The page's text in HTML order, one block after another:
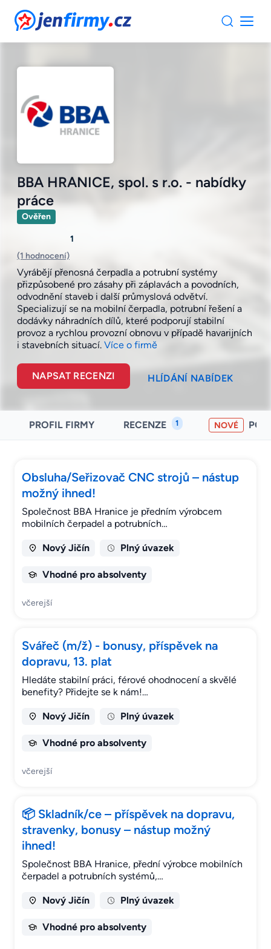
JenFirmy.cz
BBA HRANICE, spol. s r.o. - nabídky
práce
Ověřen
1
(1 hodnocení)
Vyrábějí přenosná čerpadla a potrubní systémy
přizpůsobené pro zásahy při záplavách a povodních,
odvodnění staveb i další průmyslová odvětví.
Specializují se na mobilní čerpadla, potrubní řešení a
dodávky náhradních dílů, které podporují stabilní
provoz a rychlou provozní obnovu v případě havarijních
i stavebních situací. Více o firmě
NAPSAT RECENZI HLÍDÁNÍ NABÍDEK
PROFIL FIRMY RECENZE 1 NOVÉ
Obsluha/Seřizovač CNC strojů – nástup
možný ihned!
Společnost BBA Hranice je předním výrobcem
mobilních čerpadel a potrubních…
Nový Jičín Plný úvazek
Vhodné pro absolventy
včerejší
Svářeč (m/ž) - bonusy, příspěvek na
dopravu, 13. plat
Hledáte stabilní práci, férové ohodnocení a skvělé
benefity? Přidejte se k nám!…
Nový Jičín Plný úvazek
Vhodné pro absolventy
včerejší
📦 Skladník/ce – příspěvek na dopravu,
stravenky, bonusy – nástup možný
ihned!
Společnost BBA Hranice, přední výrobce mobilních
čerpadel a potrubních systémů,…
Nový Jičín Plný úvazek
Vhodné pro absolventy